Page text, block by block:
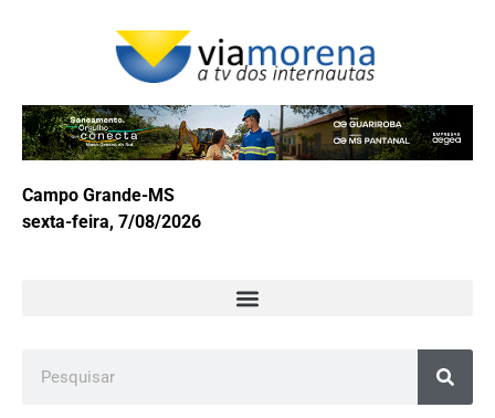
Campo Grande-MS
sexta-feira, 7/08/2026